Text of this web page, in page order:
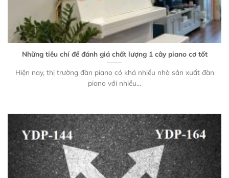
Những tiêu chí để đánh giá chất lượng 1 cây piano cơ tốt
Hiện nay, thị trường đàn piano có khá nhiều nhà sản xuất đàn
piano với nhiều...